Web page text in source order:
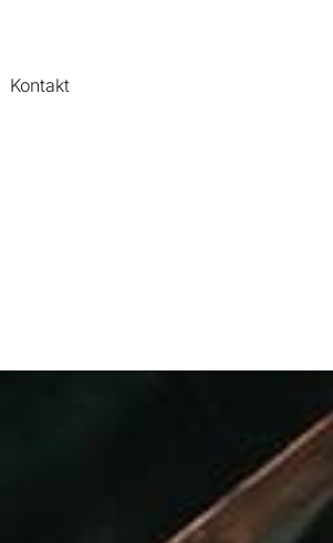
Kontakt